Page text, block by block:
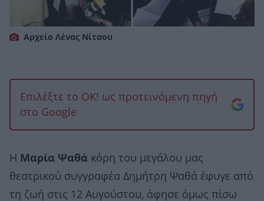
Αρχείο Λένας Νίτσου
Επιλέξτε το OK! ως προτεινόμενη πηγή
στο Google
Η Μαρία Ψαθά κόρη του μεγάλου μας
θεατρικού συγγραφέα Δημήτρη Ψαθά έφυγε από
τη ζωή στις 12 Αυγούστου, άφησε όμως πίσω